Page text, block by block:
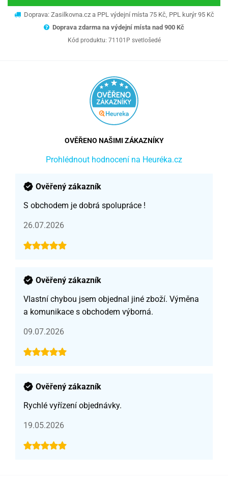
Doprava: Zasilkovna.cz a PPL výdejní místa 75 Kč, PPL kurýr 95 Kč
Doprava zdarma na výdejní místa nad 900 Kč
Kód produktu: 71101P svetlošedé
OVĚŘENO NAŠIMI ZÁKAZNÍKY
Prohlédnout hodnocení na Heuréka.cz
Ověřený zákazník
S obchodem je dobrá spolupráce !
26.07.2026
Ověřený zákazník
Vlastní chybou jsem objednal jiné zboží. Výměna
a komunikace s obchodem výborná.
09.07.2026
Ověřený zákazník
Rychlé vyřízení objednávky.
19.05.2026